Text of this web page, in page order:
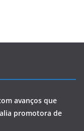
avanços que
promotora de